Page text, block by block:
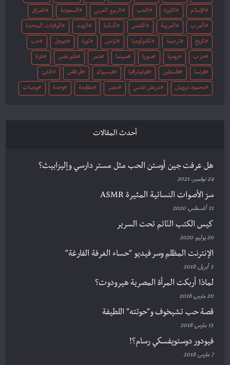
الإسلام الثورة الحب الربيع العربي السعودية العراق
العرب العربية القدس النكبة الهند الولايات المتحدة
تاريخ ترجمة تكنولوجيا تونس ثورة جوجل حب
حرب روسيا سوريا سينما شعر علم نفس غزة
فرنسا فلسطين فوتوغرافيا فيسبوك قرطاس لاجئ
محمود درويش مريض نفسي مصر مقاومة وحدة يوميات
أحدث المقالات
هل عرفت جين أوستن الحب مثل مستر دارسي وإليزابيث؟
24 نوفمبر، 2021
سرّ الأصوات النسائية المثيرة ASMR
11 أغسطس، 2020
كيس الكتب النّائم تحت السرير
20 يوليو، 2020
الإنترنت المظلم وسر فيديو “حساء الغرفة الفارغة”
5 أبريل، 2018
لماذا أربكت المرأة المصرية هيرودوت؟
20 مارس، 2018
قصة حب تشيخوف و”حوتته” اللطيفة
15 مارس، 2018
فيودور دوستويفسكي رسام؟!
7 مارس، 2018